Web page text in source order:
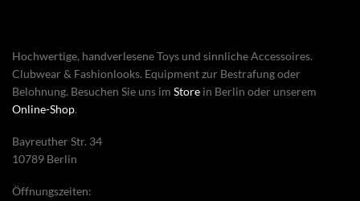
Hochwertige, handverlesene Toys und sinnliche Accessoires.
Clubwear & Fashionlooks. Equipment zur Bestrafung oder
Belohnung. Besuchen Sie uns im Store in Berlin oder unserem
Online-Shop.
Bayreuther Str. 34
10789 Berlin
Öffnungszeiten: